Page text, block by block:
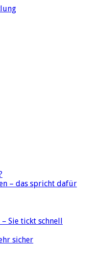
– das spricht dafür
Sie tickt schnell
sicher